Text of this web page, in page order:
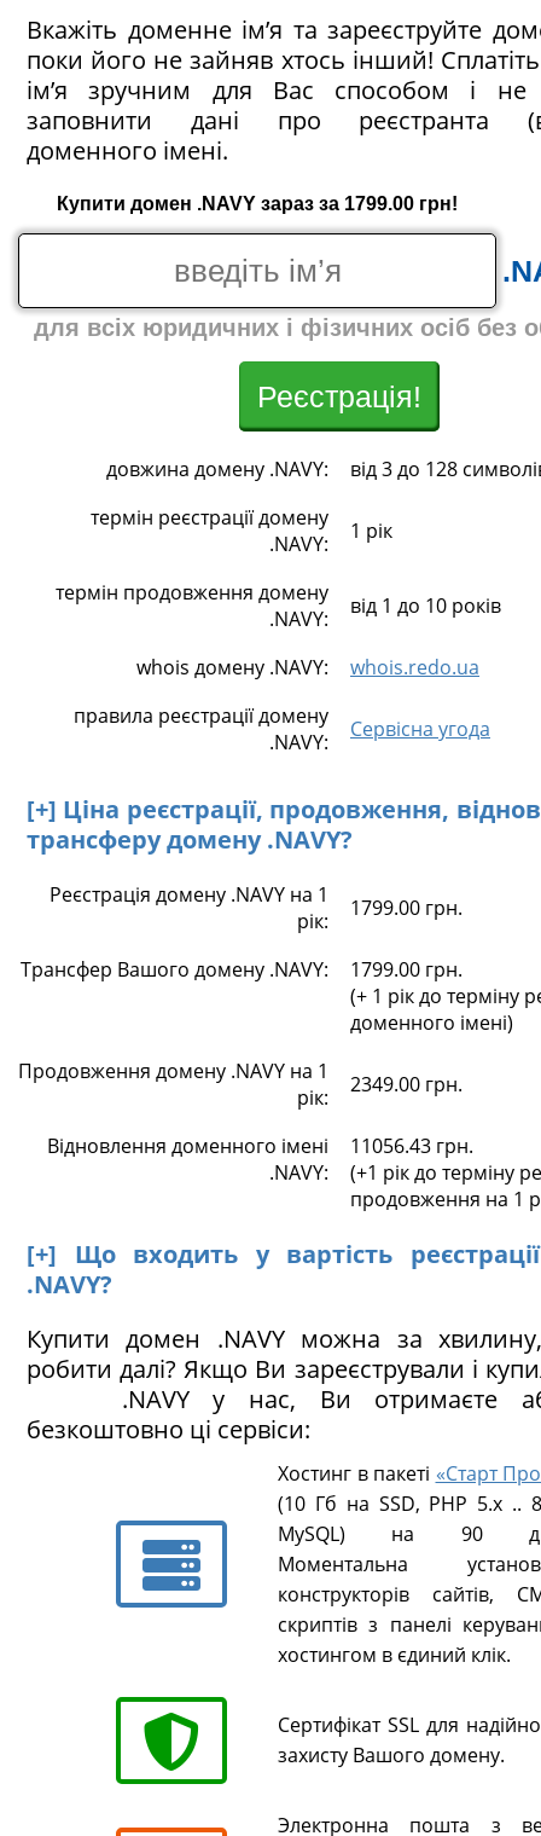
Вкажіть доменне ім’я та зареєструйте
поки його не зайняв хтось інший!
ім’я зручним для Вас способом і не
заповнити дані про реєстранта
доменного імені.
Купити домен .NAVY зараз за 1799.00 грн!
для всіх юридичних і фізичних осіб без
Реєстрація!
довжина домену .NAVY:
від 3 до 128
термін реєстрації домену
.NAVY:
1 рік
термін продовження домену
.NAVY:
від 1 до 10 років
whois домену .NAVY:
whois.redo.ua
правила реєстрації домену
.NAVY:
Сервісна угода
[+] Ціна реєстрації, продовження,
трансферу домену .NAVY?
Реєстрація домену .NAVY на 1
рік:
1799.00 грн.
Трансфер Вашого домену .NAVY:
1799.00 грн.
(+ 1 рік до терміну
доменного імені)
Продовження домену .NAVY на 1
рік:
2349.00 грн.
Відновлення доменного імені
.NAVY:
11056.43 грн.
(+1 рік до терміну
продовження на 1
[+] Що входить у вартість
.NAVY?
Купити домен .NAVY можна за
робити далі? Якщо Ви зареєстрували і
.NAVY у нас, Ви отримаєте
безкоштовно ці сервіси:
Хостинг в пакеті «Старт
(10 Гб на SSD, PHP 5.х ..
MySQL) на 90
Моментальна
конструкторів сайтів,
скриптів з панелі
хостингом в єдиний клік.
Сертифікат SSL для
захисту Вашого домену.
Электронна пошта з